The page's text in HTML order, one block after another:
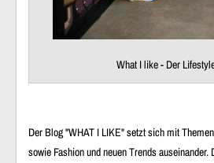
What I like - Der
Der Blog "WHAT I LIKE" setzt sich mit
sowie Fashion und neuen Trends